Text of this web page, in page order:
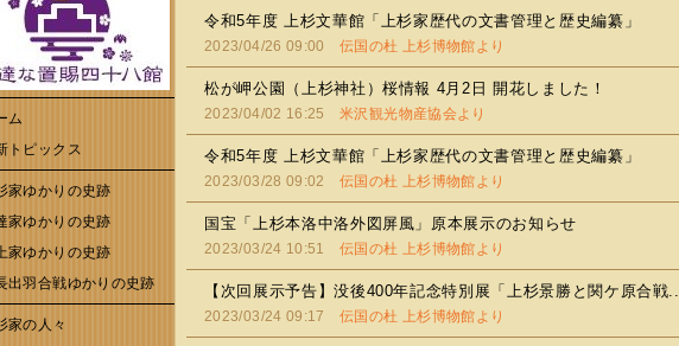
ム
トピックス
家ゆかりの史跡
家ゆかりの史跡
家ゆかりの史跡
出羽合戦ゆかりの史跡
家の人々
令和5年度 上杉文華館「上杉家歴代の文書管理と歴史編纂」
2023/04/26 09:00伝国の杜 上杉博物館より
松が岬公園（上杉神社）桜情報 4月2日 開花しました！
2023/04/02 16:25米沢観光物産協会より
令和5年度 上杉文華館「上杉家歴代の文書管理と歴史編纂」
2023/03/28 09:02伝国の杜 上杉博物館より
国宝「上杉本洛中洛外図屏風」原本展示のお知らせ
2023/03/24 10:51伝国の杜 上杉博物館より
【次回展示予告】没後400年記念特別展「上杉景勝と関ケ原合戦..
2023/03/24 09:17伝国の杜 上杉博物館より